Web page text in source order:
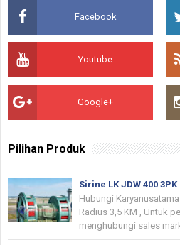
Facebook
Youtube
Google+
Pilihan Produk
Sirine LK JDW 400
Hubungi
Radius 3,5 KM , Untuk
menghubungi sales